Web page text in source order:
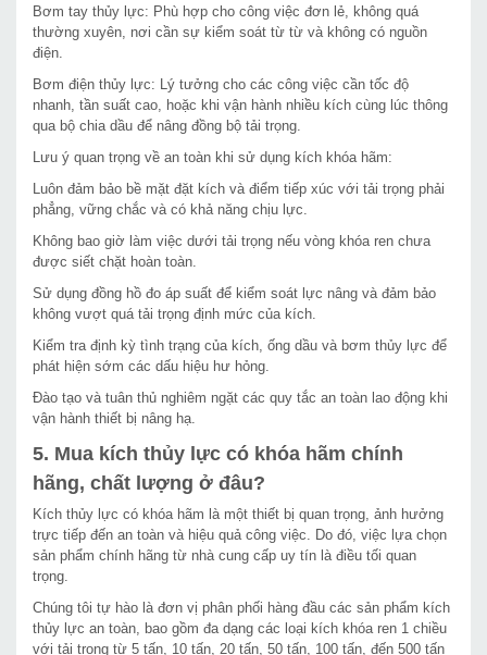
Bơm tay thủy lực: Phù hợp cho công việc đơn lẻ, không quá
thường xuyên, nơi cần sự kiểm soát từ từ và không có nguồn
điện.
Bơm điện thủy lực: Lý tưởng cho các công việc cần tốc độ
nhanh, tần suất cao, hoặc khi vận hành nhiều kích cùng lúc thông
qua bộ chia dầu để nâng đồng bộ tải trọng.
Lưu ý quan trọng về an toàn khi sử dụng kích khóa hãm:
Luôn đảm bảo bề mặt đặt kích và điểm tiếp xúc với tải trọng phải
phẳng, vững chắc và có khả năng chịu lực.
Không bao giờ làm việc dưới tải trọng nếu vòng khóa ren chưa
được siết chặt hoàn toàn.
Sử dụng đồng hồ đo áp suất để kiểm soát lực nâng và đảm bảo
không vượt quá tải trọng định mức của kích.
Kiểm tra định kỳ tình trạng của kích, ống dầu và bơm thủy lực để
phát hiện sớm các dấu hiệu hư hỏng.
Đào tạo và tuân thủ nghiêm ngặt các quy tắc an toàn lao động khi
vận hành thiết bị nâng hạ.
5. Mua kích thủy lực có khóa hãm chính
hãng, chất lượng ở đâu?
Kích thủy lực có khóa hãm là một thiết bị quan trọng, ảnh hưởng
trực tiếp đến an toàn và hiệu quả công việc. Do đó, việc lựa chọn
sản phẩm chính hãng từ nhà cung cấp uy tín là điều tối quan
trọng.
Chúng tôi tự hào là đơn vị phân phối hàng đầu các sản phẩm kích
thủy lực an toàn, bao gồm đa dạng các loại kích khóa ren 1 chiều
với tải trọng từ 5 tấn, 10 tấn, 20 tấn, 50 tấn, 100 tấn, đến 500 tấn